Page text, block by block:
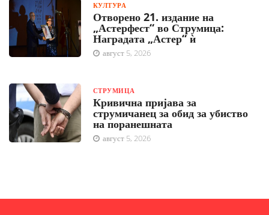
КУЛТУРА
Отворено 21. издание на
„Астерфест“ во Струмица:
Наградата „Астер“ ѝ
август 5, 2026
СТРУМИЦА
Кривична пријава за
струмичанец за обид за убиство
на поранешната
август 5, 2026